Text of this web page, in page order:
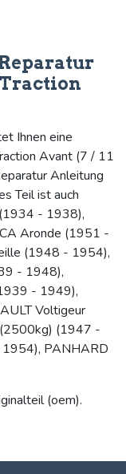
Ihnen eine
Avant (7 / 11
Anleitung
Teil ist auch
- 1938),
Aronde (1951 -
(1948 - 1954),
- 1948),
- 1949),
Voltigeur
(1947 -
PANHARD
(oem).